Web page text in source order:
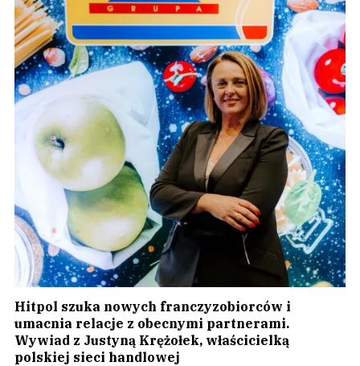
Hitpol szuka nowych franczyzobiorców i
umacnia relacje z obecnymi partnerami.
Wywiad z Justyną Krężołek, właścicielką
polskiej sieci handlowej